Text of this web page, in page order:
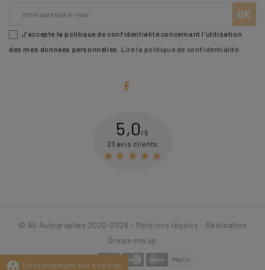
J'accepte la politique de confidentialité concernant l'utilisation
des mes données personnelles. Lire la politique de confidentialité
5,0 /5
23 avis clients
    
© All Autographes 2020-2026 - Mentions légales - Réalisation
Dream me up
group_work Consentement aux cookies